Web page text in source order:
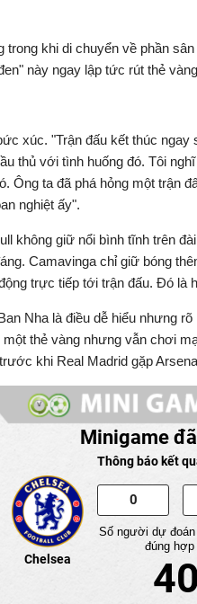
khi di chuyển về phần
này ngay lập tức rút thẻ
xúc. "Trận đấu kết thúc
thủ với tình huống đó. Tôi
Ông ta đã phá hỏng một trận
nghiệt ấy".
không giữ nổi bình tĩnh trên
Camavinga chỉ giữ bóng
trực tiếp tới trận đấu. Đó là
Nha là điều dễ hiểu nhưng
thẻ vàng nhưng vẫn chơi
khi Real Madrid gặp
Minigame
Thông báo kết
Chelsea
Số người dự
đúng hợp
40